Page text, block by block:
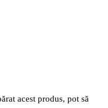
acest produs, pot să